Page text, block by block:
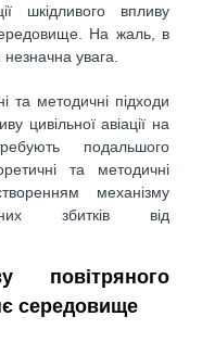
шкідливого впливу
На жаль, в
увага.
та методичні підходи
цивільної авіації на
подальшого
та методичні
механізму
збитків від
повітряного
середовище